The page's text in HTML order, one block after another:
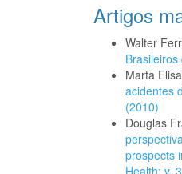
Artigos
Walter
Marta
acidentes
(2010)
Douglas
prospects
Health: v.